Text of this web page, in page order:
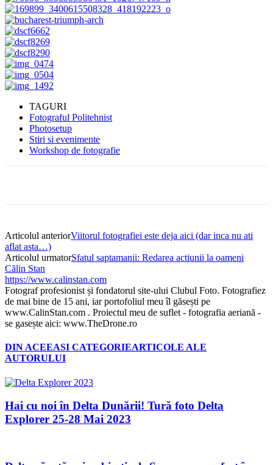
TAGURI
Fotograful Politehnist
Photosetup
Stiri si evenimente
Workshop de fotografie
Articolul anteriorViitorul fotografiei este deja aici (dar inca nu ati
aflat asta…)
Articolul urmatorSfatul saptamanii: Redarea actiunii la oameni
Călin Stan
https://www.calinstan.com
Fotograf profesionist și fondatorul site-ului Clubul Foto. Fotografiez
de mai bine de 15 ani, iar portofoliul meu îl găsești pe
www.CalinStan.com . Proiectul meu de suflet - fotografia aeriană -
se gasește aici: www.TheDrone.ro
DIN ACEEASI CATEGORIEARTICOLE ALE
AUTORULUI
Hai cu noi în Delta Dunării! Tură foto Delta
Explorer 25-28 Mai 2023